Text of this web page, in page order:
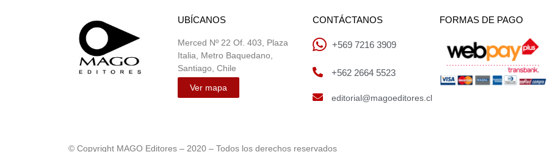
UBÍCANOS
Merced Nº 22 Of. 403, Plaza
Italia, Metro Baquedano,
Santiago, Chile
Ver mapa
CONTÁCTANOS
+569 7216 3909
+562 2664 5523
editorial@magoeditores.cl
FORMAS DE PAGO
© Copyright MAGO Editores – 2020 – Todos los derechos reservados